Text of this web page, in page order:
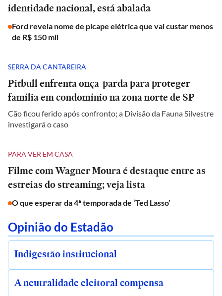
identidade nacional, está abalada
Ford revela nome de picape elétrica que vai custar menos
de R$ 150 mil
SERRA DA CANTAREIRA
Pitbull enfrenta onça-parda para proteger
família em condomínio na zona norte de SP
Cão ficou ferido após confronto; a Divisão da Fauna Silvestre
investigará o caso
PARA VER EM CASA
Filme com Wagner Moura é destaque entre as
estreias do streaming; veja lista
O que esperar da 4ª temporada de ‘Ted Lasso’
Opinião do Estadão
Indigestão institucional
A neutralidade eleitoral compensa